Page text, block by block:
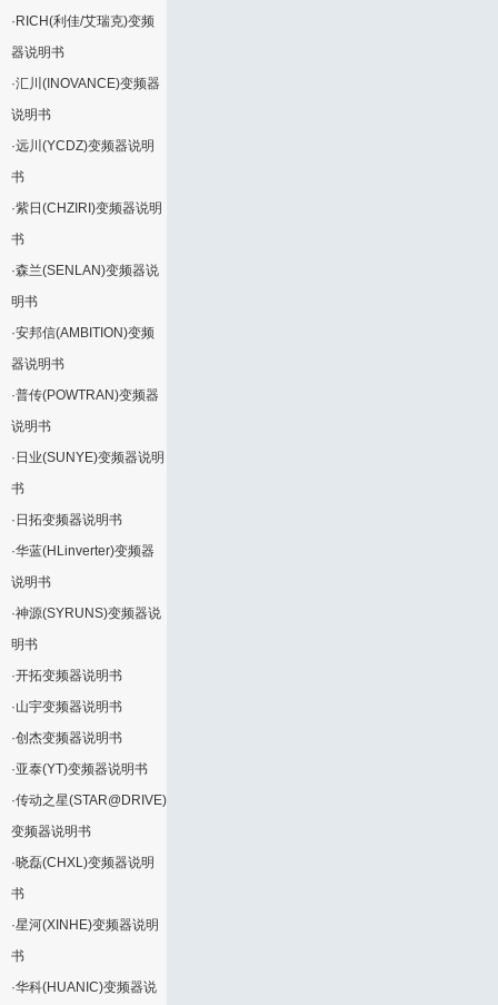
· RICH(利佳/艾瑞克)变频
器说明书
·汇川(INOVANCE)变频器
说明书
·远川(YCDZ)变频器说明
书
·紫日(CHZIRI)变频器说明
书
·森兰(SENLAN)变频器说
明书
·安邦信(AMBITION)变频
器说明书
·普传(POWTRAN)变频器
说明书
· 日业(SUNYE)变频器说明
书
· 日拓变频器说明书
·华蓝(HLinverter)变频器
说明书
·神源(SYRUNS)变频器说
明书
·开拓变频器说明书
·山宇变频器说明书
·创杰变频器说明书
·亚泰(YT)变频器说明书
·传动之星(STAR@DRIVE)
变频器说明书
·晓磊(CHXL)变频器说明
书
·星河(XINHE)变频器说明
书
·华科(HUANIC)变频器说